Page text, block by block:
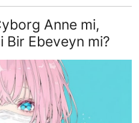
Anne mi,
Bir Ebeveyn mi?